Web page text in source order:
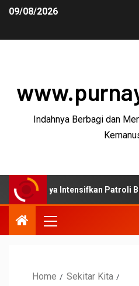
09/08/2026
Indahnya Berbagi dan
Intensifkan Patroli Blue Light
Home
Sekitar Kita